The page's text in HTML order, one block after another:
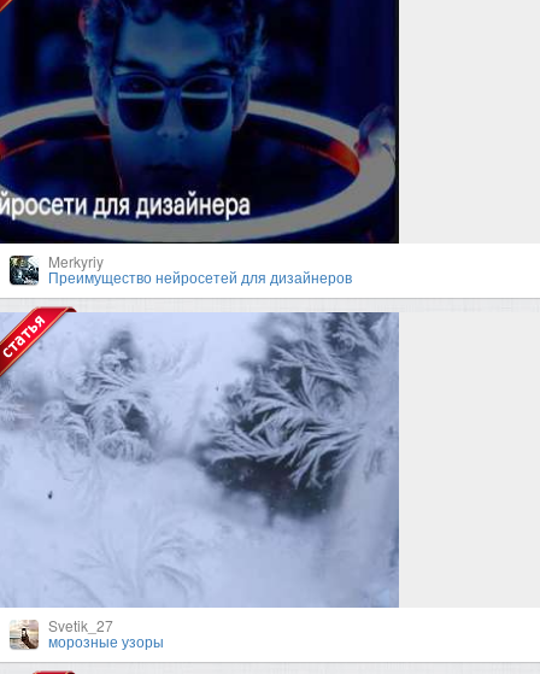
Merkyriy
Преимущество нейросетей для дизайнеров
Svetik_27
морозные узоры